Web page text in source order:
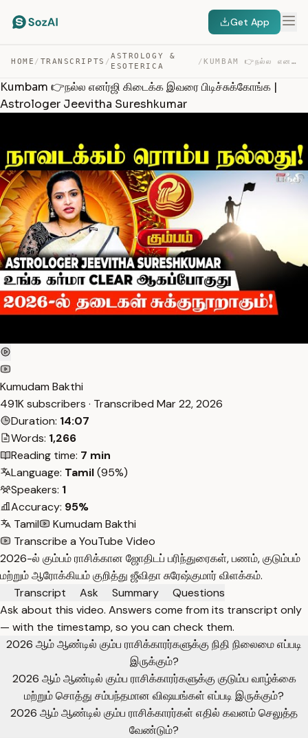
Get App
HOME / TRANSCRIPTS /
ASTROLOGY &
ESOTERICA
/ KUMBAM 👉நல்ல எனர்ஜி கிடைக்க இவரை பிடிச்சுக்கோங்க | ASTR… — TRANSCRIPT
Kumbam 👉நல்ல எனர்ஜி கிடைக்க இவரை பிடிச்சுக்கோங்க |
Astrologer Jeevitha Sureshkumar
Kumudam Bakthi
491K subscribers · Transcribed Mar 22, 2026
Duration: 14:07
Words: 1,266
Reading time: 7 min
Language: Tamil(95%)
Speakers: 1
Accuracy: 95%
Tamil
Kumudam Bakthi
Transcribe a YouTube Video
2026-ல் கும்பம் ராசிக்கான ஜோதிடப் பரிந்துரைகள், பணம், குடும்பம்
மற்றும் ஆரோக்கியம் குறித்து ஜீவிதா சுரேஷ்குமார் விளக்கம்.
Transcript
Ask Summary
Questions
Ask about this video. Answers come from its transcript only
— with the timestamp, so you can check them.
2026 ஆம் ஆண்டில் கும்ப ராசிக்காரர்களுக்கு நிதி நிலைமை எப்படி
இருக்கும்?
2026 ஆம் ஆண்டில் கும்ப ராசிக்காரர்களுக்கு குடும்ப வாழ்க்கை
மற்றும் சொத்து சம்பந்தமான விஷயங்கள் எப்படி இருக்கும்?
2026 ஆம் ஆண்டில் கும்ப ராசிக்காரர்கள் எதில் கவனம் செலுத்த
வேண்டும்?